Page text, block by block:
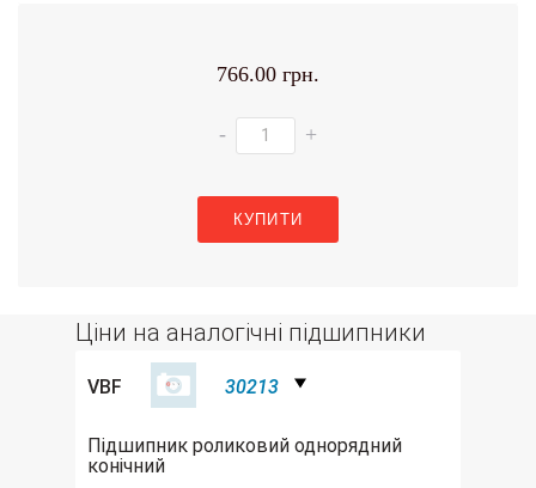
766.00 грн.
- +
КУПИТИ
Ціни на аналогічні підшипники
VBF 30213
Підшипник роликовий однорядний
конічний